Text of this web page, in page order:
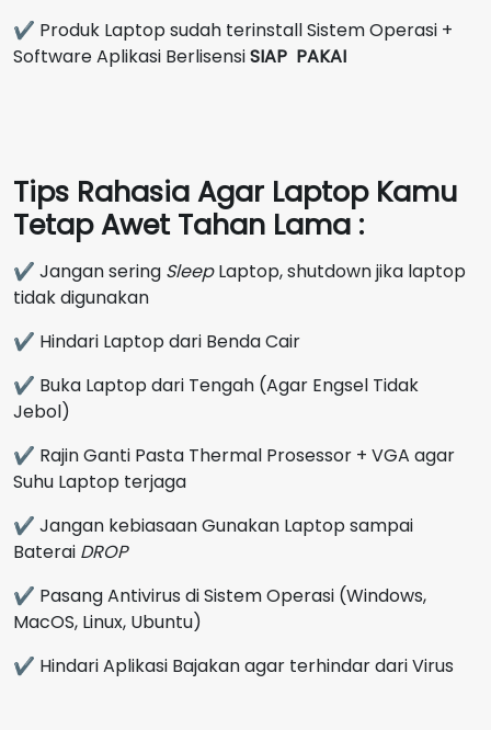
✔ Produk Laptop sudah terinstall Sistem Operasi +
Software Aplikasi BerlisensiSIAP PAKAI
Tips Rahasia Agar Laptop Kamu
Tetap Awet Tahan Lama :
✔ Jangan sering SleepLaptop, shutdown jika laptop
tidak digunakan
✔ Hindari Laptop dari Benda Cair
✔ Buka Laptop dari Tengah (Agar Engsel Tidak
Jebol)
✔ Rajin Ganti Pasta Thermal Prosessor + VGA agar
Suhu Laptop terjaga
✔ Jangan kebiasaan Gunakan Laptop sampai
Baterai DROP
✔ Pasang Antivirus di Sistem Operasi (Windows,
MacOS, Linux, Ubuntu)
✔ Hindari Aplikasi Bajakan agar terhindar dari Virus